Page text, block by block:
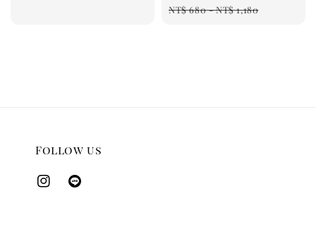
price
NT$ 680-NT$ 1,180
Follow us